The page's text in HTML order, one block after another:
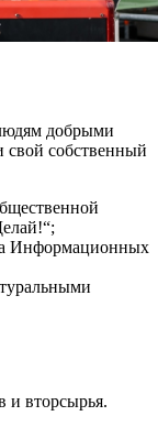
добрыми
свой собственный
Информационных
и вторсырья.